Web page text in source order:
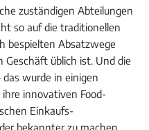
zuständigen Abteilungen
so auf die traditionellen
bespielten Absatzwege
üblich ist. Und die
wurde in einigen
innovativen Food-
Einkaufs-
bekannter zu machen.